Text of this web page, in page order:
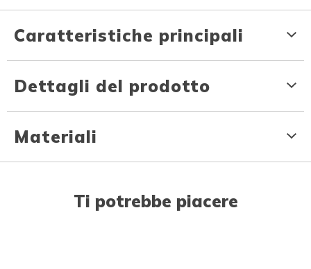
Caratteristiche principali
Dettagli del prodotto
Materiali
Ti potrebbe piacere